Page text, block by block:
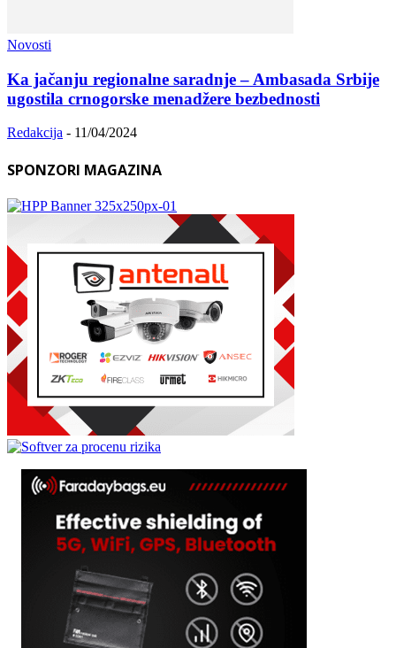
Novosti
Ka jačanju regionalne saradnje – Ambasada Srbije
ugostila crnogorske menadžere bezbednosti
Redakcija - 11/04/2024
SPONZORI MAGAZINA